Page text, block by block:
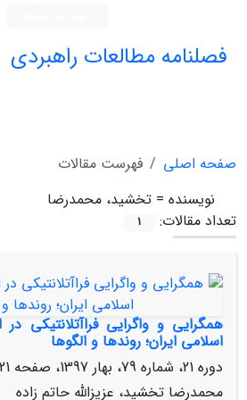
فصلنامه مطالعات راهبردی
صفحه اصلی
فهرست مقالات
نویسنده = تخشید، محمدرضا
تعداد مقالات:
1
همگرایی و واگرایی فراآتلانتیکی
اسلامی ایران؛ روندها و الگوها
دوره 21، شماره 79، بهار 1397، صفحه
محمدرضا تخشید، عزیزالله حاتم‏ زاده